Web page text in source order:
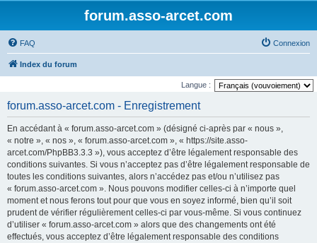
forum.asso-arcet.com
FAQ Connexion
Index du forum
Langue :
forum.asso-arcet.com - Enregistrement
En accédant à « forum.asso-arcet.com » (désigné ci-après par « nous »,
« notre », « nos », « forum.asso-arcet.com », « https://site.asso-
arcet.com/PhpBB3.3.3 »), vous acceptez d’être légalement responsable des
conditions suivantes. Si vous n’acceptez pas d’être légalement responsable de
toutes les conditions suivantes, alors n’accédez pas et/ou n’utilisez pas
« forum.asso-arcet.com ». Nous pouvons modifier celles-ci à n’importe quel
moment et nous ferons tout pour que vous en soyez informé, bien qu’il soit
prudent de vérifier régulièrement celles-ci par vous-même. Si vous continuez
d’utiliser « forum.asso-arcet.com » alors que des changements ont été
effectués, vous acceptez d’être légalement responsable des conditions